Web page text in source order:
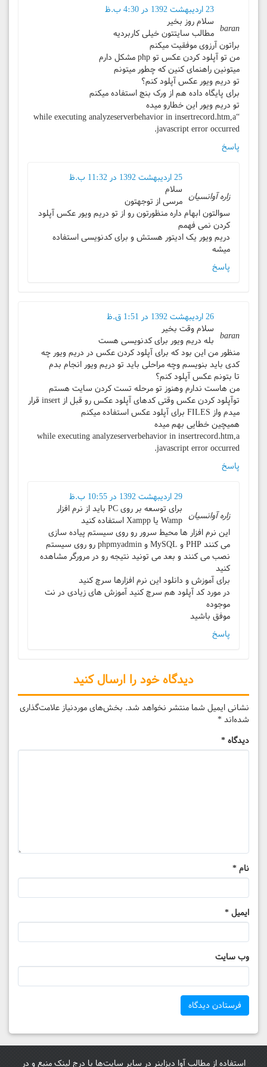
baran
23 اردیبهشت 1392 در 4:30 ب.ظ
سلام روز بخیر
مطالب سایتتون خیلی کاربردیه
براتون آرزوی موفقیت میکنم
من تو آپلود کردن عکس تو php مشکل دارم
میتونین راهنمای کنین که چطور میتونم
تو دریم ویور عکس آپلود کنم؟
برای پایگاه داده هم از ورک بنچ استفاده میکنم
تو دریم ویور این خطارو میده
“while executing analyzeserverbehavior in insertrecord.htm,a
javascript error occurred.
پاسخ
زاره آوانسیان
25 اردیبهشت 1392 در 11:32 ب.ظ
سلام
مرسی از توجهتون
سوالتون ابهام داره منظورتون رو از تو دریم ویور عکس آپلود
کردن نمی فهمم
دریم ویور یک ادیتور هستش و برای کدنویسی استفاده
میشه
پاسخ
baran
26 اردیبهشت 1392 در 1:51 ق.ظ
سلام وقت بخیر
بله دریم ویور برای کدنویسی هست
منظور من این بود که برای آپلود کردن عکس در دریم ویور چه
کدی باید بنویسم وچه مراحلی باید تو دریم ویور انجام بدم
تا بتونم عکس آپلود کنم؟
من هاست ندارم وهنوز تو مرحله تست کردن سایت هستم
توآپلود کردن عکس وقتی کدهای آپلود عکس رو قبل از insert قرار
میدم واز FILES برای آپلود عکس استفاده میکنم
همیچین خطایی بهم میده
while executing analyzeserverbehavior in insertrecord.htm,a
javascript error occurred.
پاسخ
زاره آوانسیان
29 اردیبهشت 1392 در 10:55 ب.ظ
برای توسعه بر روی PC باید از نرم افزار
Wamp یا Xampp استفاده کنید
این نرم افزار ها محیط سرور رو روی سیستم پیاده سازی
می کنند PHP و MySQL و phpmyadmin رو روی سیستم
نصب می کنند و بعد می تونید نتیجه رو در مرورگر مشاهده
کنید
برای آموزش و دانلود این نرم افزارها سرچ کنید
در مورد کد آپلود هم سرچ کنید آموزش های زیادی در نت
موجوده
موفق باشید
پاسخ
دیدگاه خود را ارسال کنید
نشانی ایمیل شما منتشر نخواهد شد. بخش‌های موردنیاز علامت‌گذاری
شده‌اند *
دیدگاه *
نام *
ایمیل *
وب‌ سایت
استفاده از مطالب آوا دیزاینر در سایر سایت‌ها با درج لینک منبع و در